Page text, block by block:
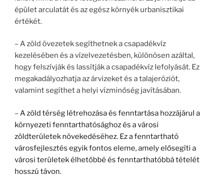
épület arculatát és az egész környék urbanisztikai
értékét.
– A zöld övezetek segíthetnek a csapadékvíz
kezelésében és a vízelvezetésben, különösen azáltal,
hogy felszívják és lassítják a csapadékvíz lefolyását. Ez
megakadályozhatja az árvizeket és a talajeróziót,
valamint segíthet a helyi vízminőség javításában.
–A zöld térség létrehozása és fenntartása hozzájárul a
környezeti fenntarthatósághoz és a városi
zöldterületek növekedéséhez. Ez a fenntartható
városfejlesztés egyik fontos eleme, amely elősegíti a
városi területek élhetőbbé és fenntarthatóbbá tételét
hosszú távon.